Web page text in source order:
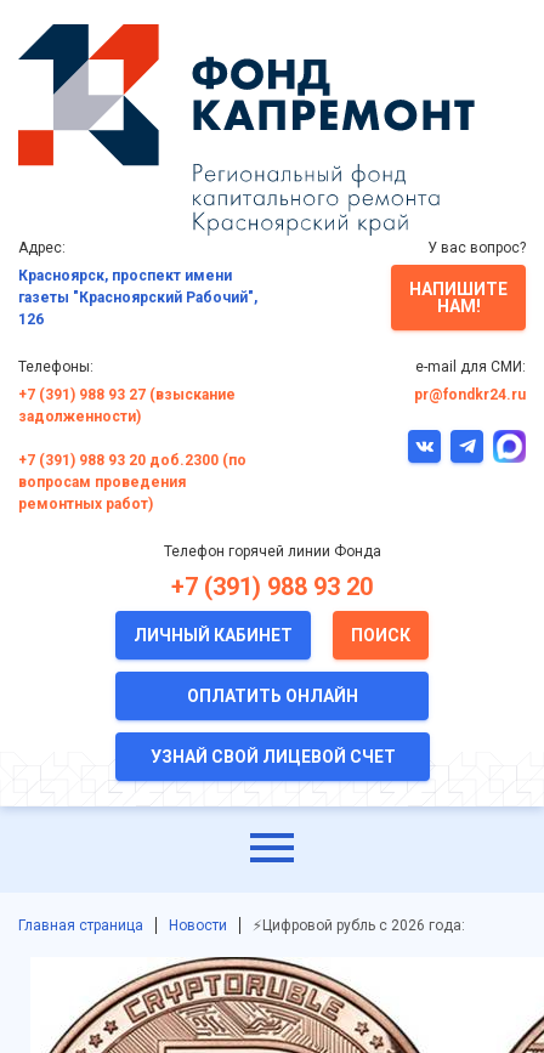
Адрес:
Красноярск, проспект имени
газеты "Красноярский Рабочий",
126
Телефоны:
+7 (391) 988 93 27 (взыскание
задолженности)
+7 (391) 988 93 20 доб.2300 (по
вопросам проведения
ремонтных работ)
У вас вопрос?
НАПИШИТЕ
НАМ!
e-mail для СМИ:
pr@fondkr24.ru
Телефон горячей линии Фонда
+7 (391) 988 93 20
ЛИЧНЫЙ КАБИНЕТ ПОИСК
ОПЛАТИТЬ ОНЛАЙН
УЗНАЙ СВОЙ ЛИЦЕВОЙ СЧЕТ
Главная страница Новости ⚡️Цифровой рубль с 2026 года: